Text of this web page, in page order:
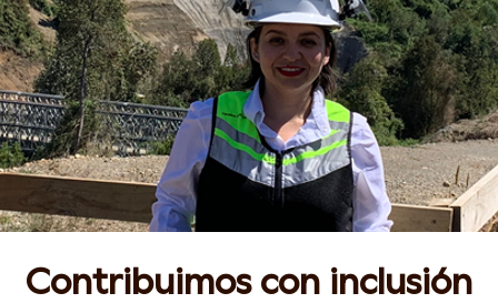
Contribuimos con inclusión